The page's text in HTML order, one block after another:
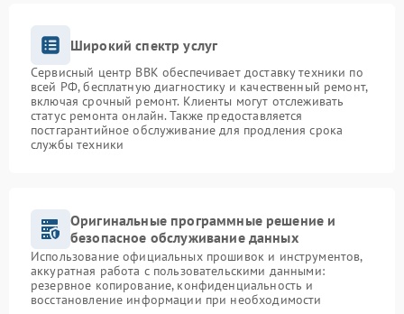
Широкий спектр услуг
Сервисный центр BBK обеспечивает доставку техники по
всей РФ, бесплатную диагностику и качественный ремонт,
включая срочный ремонт. Клиенты могут отслеживать
статус ремонта онлайн. Также предоставляется
постгарантийное обслуживание для продления срока
службы техники
Оригинальные программные решение и
безопасное обслуживание данных
Использование официальных прошивок и инструментов,
аккуратная работа с пользовательскими данными:
резервное копирование, конфиденциальность и
восстановление информации при необходимости